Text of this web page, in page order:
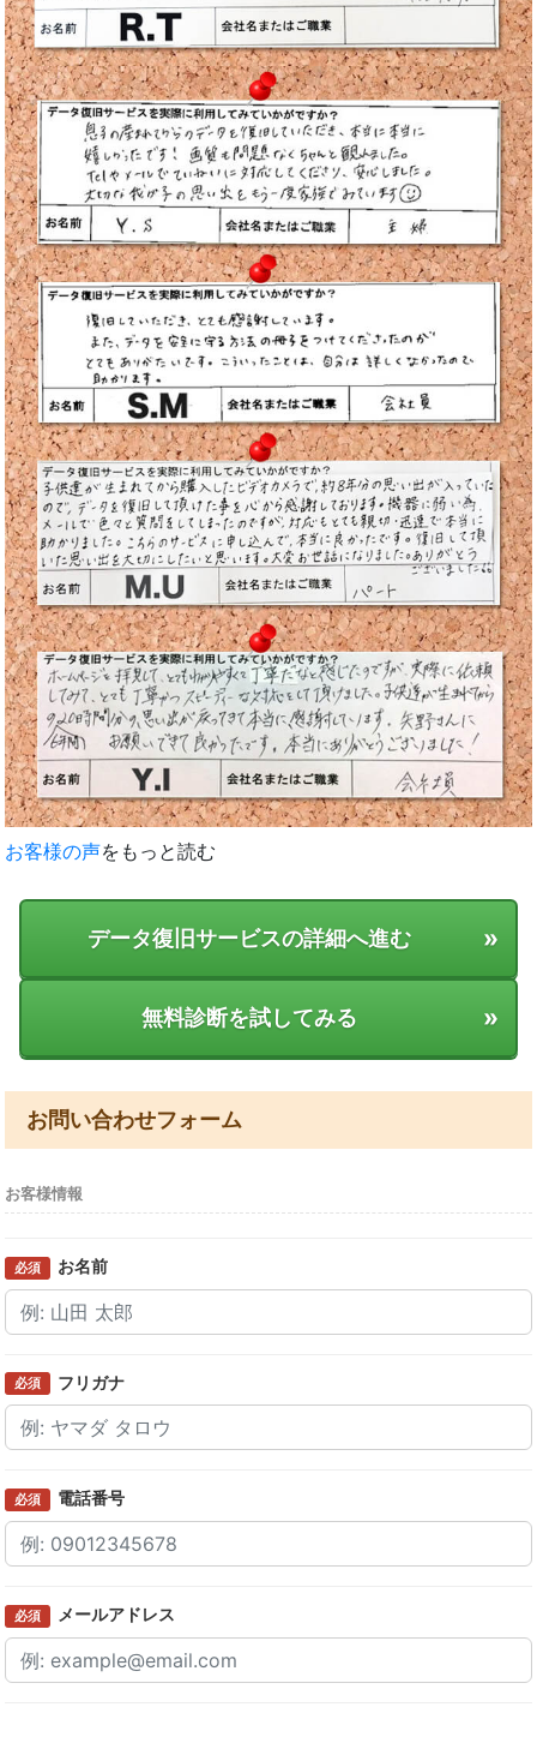
お客様の声をもっと読む
データ復旧サービスの詳細へ進む »
無料診断を試してみる »
お問い合わせフォーム
お客様情報
必須 お名前
必須 フリガナ
必須 電話番号
必須 メールアドレス